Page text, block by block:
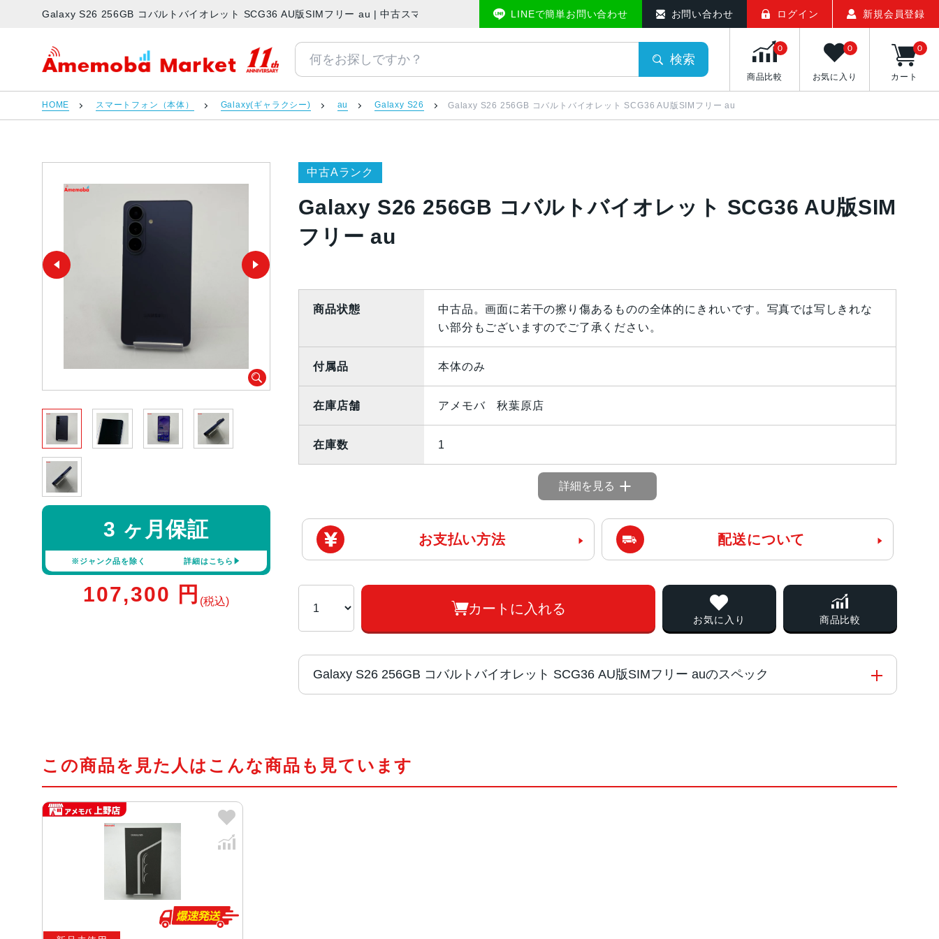
Galaxy S26 256GB コバルトバイオレット SCG36 AU版SIMフリー au | 中古スマホ販売のアメモバマーケットLINEで簡単お問い合わせ お問い合わせ ログイン 新規会員登録
アメモバマーケット
検索
商品比較
0
お気に入り
0
カート
0
HOME スマートフォン（本体） Galaxy(ギャラクシー) au Galaxy S26 Galaxy S26 256GB コバルトバイオレット SCG36 AU版SIMフリー au
中古Aランク
Galaxy S26 256GB コバルトバイオレット SCG36 AU版SIM
フリー au
3 ヶ月保証
※ジャンク品を除く 詳細はこちら
107,300 円 (税込)
商品状態
中古品。画面に若干の擦り傷あるものの全体的にきれいです。写真では写しきれな
い部分もございますのでご了承ください。
付属品 本体のみ
在庫店舗 アメモバ 秋葉原店
在庫数 1
詳細を見る
お支払い方法 配送について
カートに入れる
お気に入り 商品比較
Galaxy S26 256GB コバルトバイオレット SCG36 AU版SIMフリー auのスペック
ディスプレイ
この商品を見た人はこんな商品も見ています